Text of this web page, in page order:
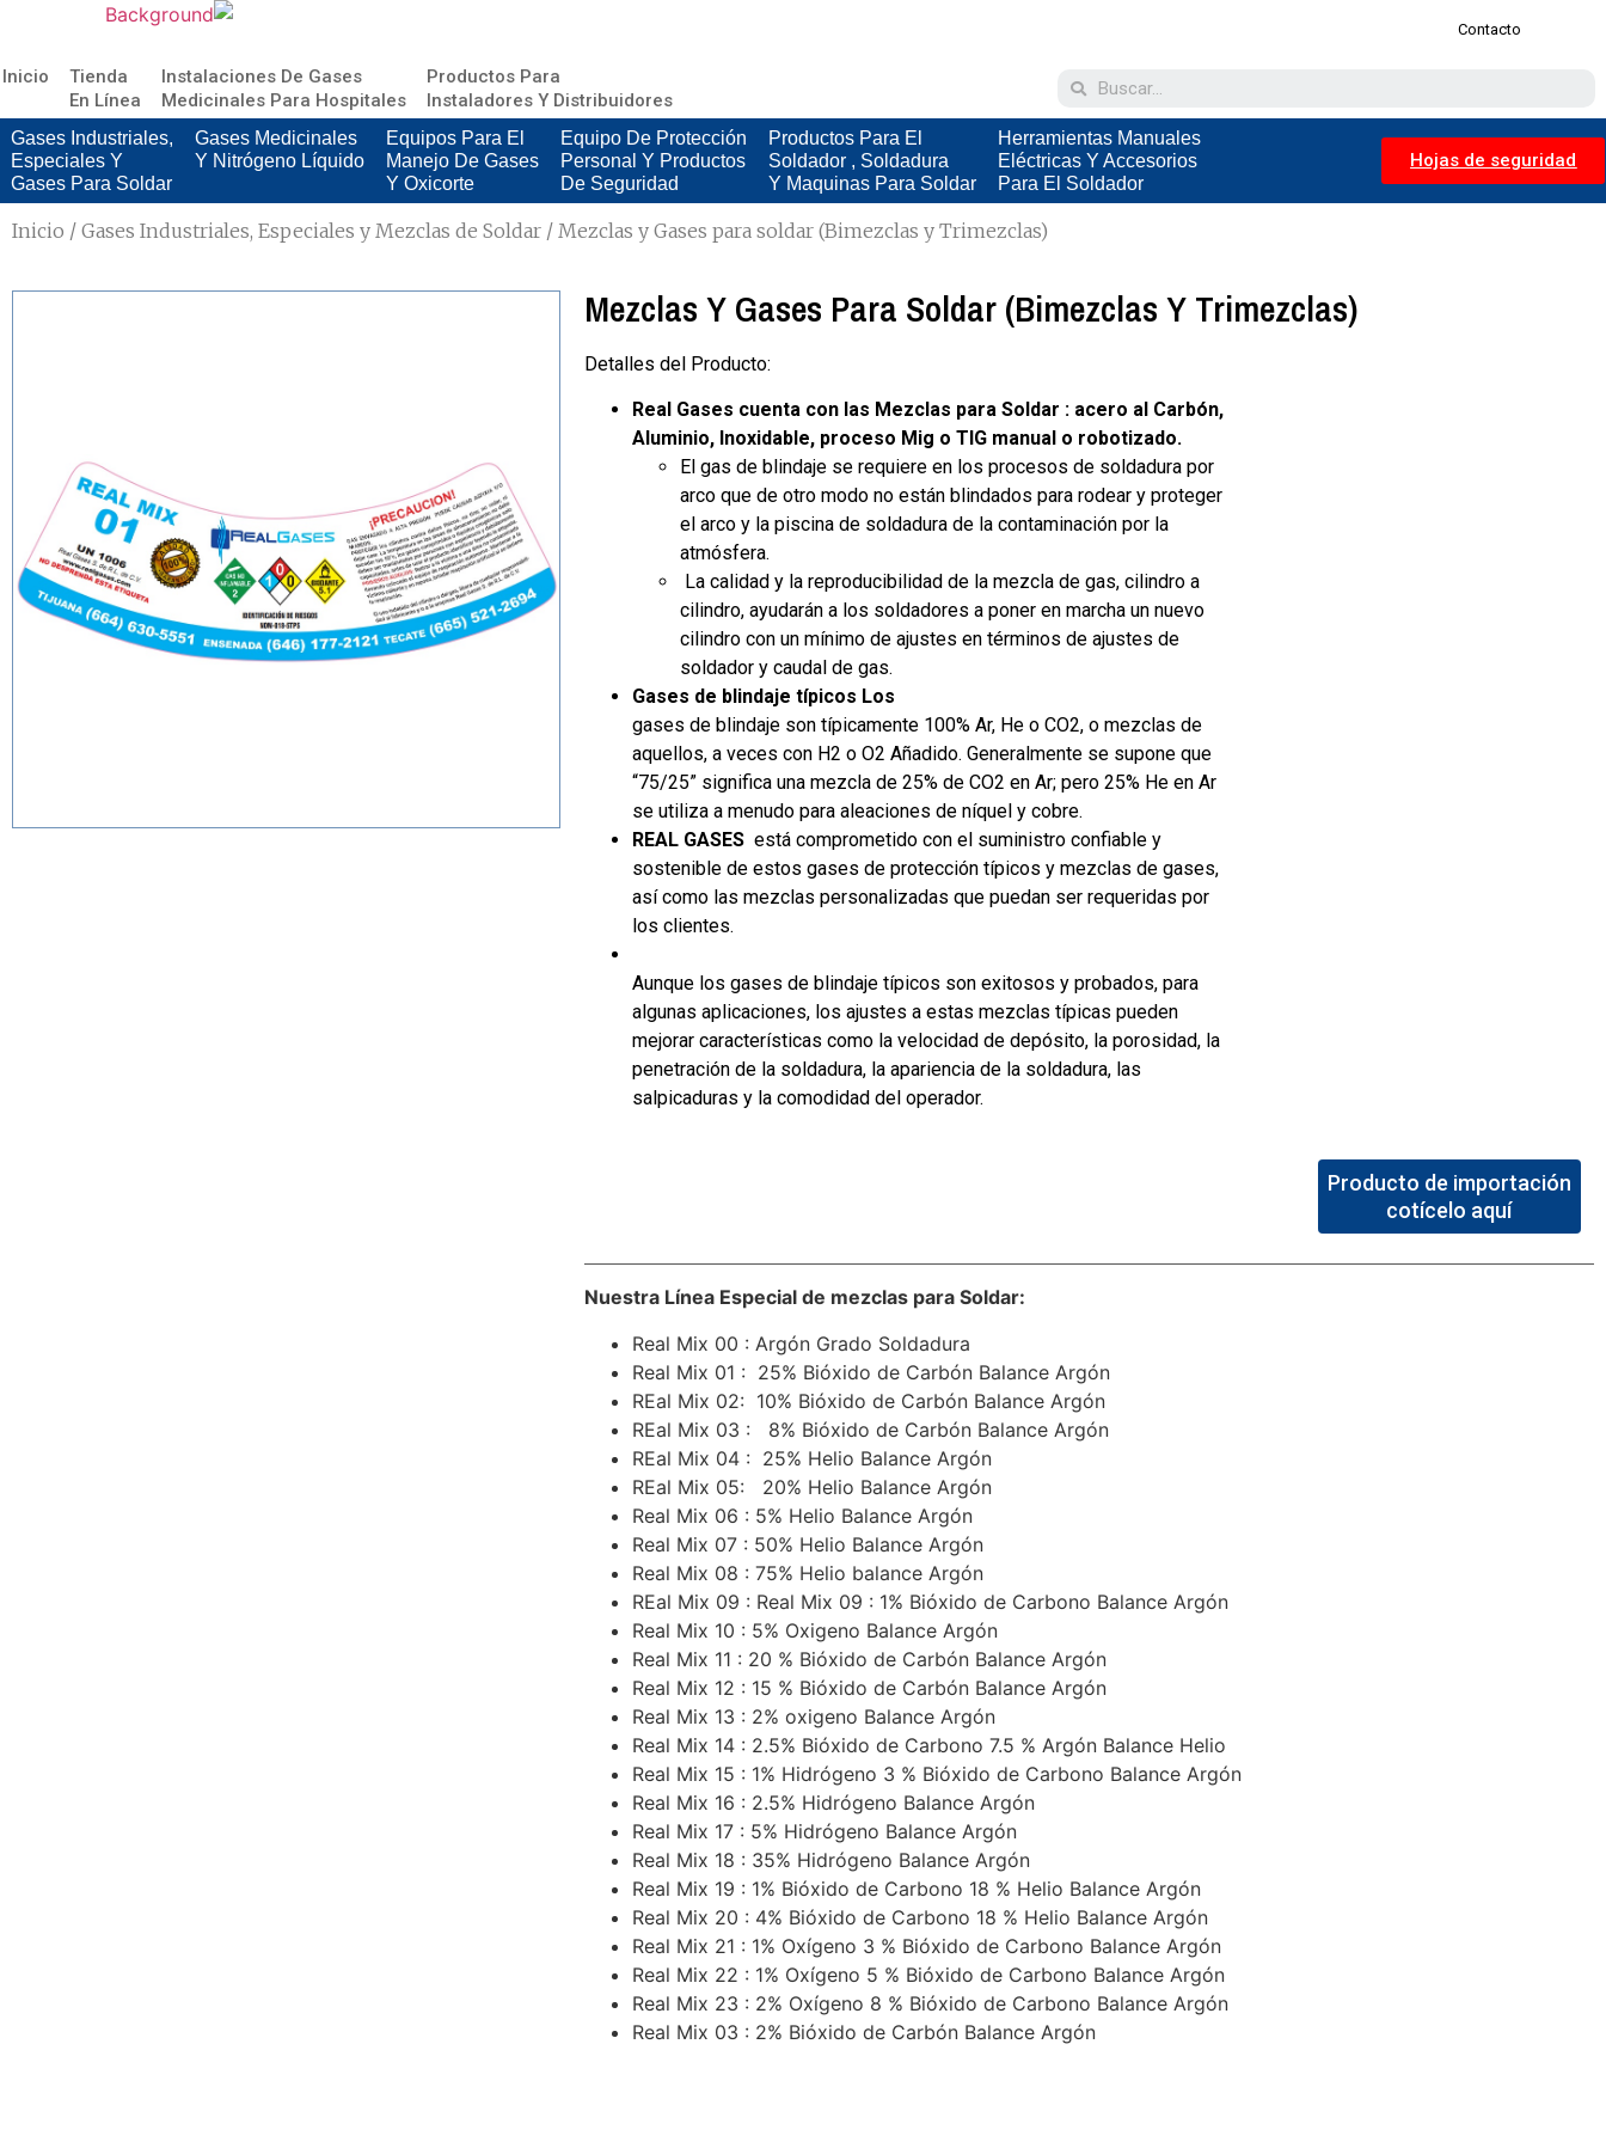
Contacto
Inicio
Tienda
En Línea
Instalaciones De Gases
Medicinales Para Hospitales
Productos Para
Instaladores Y Distribuidores
Gases Industriales,
Especiales Y
Gases Para Soldar
Gases Medicinales
Y Nitrógeno Líquido
Equipos Para El
Manejo De Gases
Y Oxicorte
Equipo De Protección
Personal Y Productos
De Seguridad
Productos Para El
Soldador , Soldadura
Y Maquinas Para Soldar
Herramientas Manuales
Eléctricas Y Accesorios
Para El Soldador
Hojas de seguridad
Inicio / Gases Industriales, Especiales y Mezclas de Soldar / Mezclas y Gases para soldar (Bimezclas y Trimezclas)
Mezclas Y Gases Para Soldar (Bimezclas Y Trimezclas)
Detalles del Producto:
Real Gases cuenta con las Mezclas para Soldar : acero al Carbón,
Aluminio, Inoxidable, proceso Mig o TIG manual o robotizado.
El gas de blindaje se requiere en los procesos de soldadura por
arco que de otro modo no están blindados para rodear y proteger
el arco y la piscina de soldadura de la contaminación por la
atmósfera.
La calidad y la reproducibilidad de la mezcla de gas, cilindro a
cilindro, ayudarán a los soldadores a poner en marcha un nuevo
cilindro con un mínimo de ajustes en términos de ajustes de
soldador y caudal de gas.
Gases de blindaje típicos Los
gases de blindaje son típicamente 100% Ar, He o CO2, o mezclas de
aquellos, a veces con H2 o O2 Añadido. Generalmente se supone que
“75/25” significa una mezcla de 25% de CO2 en Ar; pero 25% He en Ar
se utiliza a menudo para aleaciones de níquel y cobre.
REAL GASES está comprometido con el suministro confiable y
sostenible de estos gases de protección típicos y mezclas de gases,
así como las mezclas personalizadas que puedan ser requeridas por
los clientes.
Aunque los gases de blindaje típicos son exitosos y probados, para
algunas aplicaciones, los ajustes a estas mezclas típicas pueden
mejorar características como la velocidad de depósito, la porosidad, la
penetración de la soldadura, la apariencia de la soldadura, las
salpicaduras y la comodidad del operador.
Producto de importación
cotícelo aquí
Nuestra Línea Especial de mezclas para Soldar:
Real Mix 00 : Argón Grado Soldadura
Real Mix 01 : 25% Bióxido de Carbón Balance Argón
REal Mix 02: 10% Bióxido de Carbón Balance Argón
REal Mix 03 : 8% Bióxido de Carbón Balance Argón
REal Mix 04 : 25% Helio Balance Argón
REal Mix 05: 20% Helio Balance Argón
Real Mix 06 : 5% Helio Balance Argón
Real Mix 07 : 50% Helio Balance Argón
Real Mix 08 : 75% Helio balance Argón
REal Mix 09 : Real Mix 09 : 1% Bióxido de Carbono Balance Argón
Real Mix 10 : 5% Oxigeno Balance Argón
Real Mix 11 : 20 % Bióxido de Carbón Balance Argón
Real Mix 12 : 15 % Bióxido de Carbón Balance Argón
Real Mix 13 : 2% oxigeno Balance Argón
Real Mix 14 : 2.5% Bióxido de Carbono 7.5 % Argón Balance Helio
Real Mix 15 : 1% Hidrógeno 3 % Bióxido de Carbono Balance Argón
Real Mix 16 : 2.5% Hidrógeno Balance Argón
Real Mix 17 : 5% Hidrógeno Balance Argón
Real Mix 18 : 35% Hidrógeno Balance Argón
Real Mix 19 : 1% Bióxido de Carbono 18 % Helio Balance Argón
Real Mix 20 : 4% Bióxido de Carbono 18 % Helio Balance Argón
Real Mix 21 : 1% Oxígeno 3 % Bióxido de Carbono Balance Argón
Real Mix 22 : 1% Oxígeno 5 % Bióxido de Carbono Balance Argón
Real Mix 23 : 2% Oxígeno 8 % Bióxido de Carbono Balance Argón
Real Mix 03 : 2% Bióxido de Carbón Balance Argón